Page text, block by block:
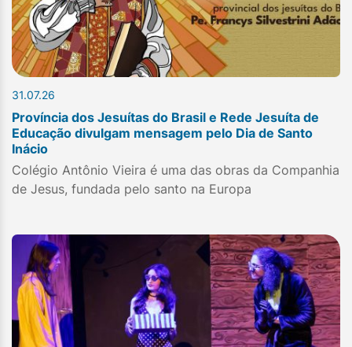
31.07.26
Província dos Jesuítas do Brasil e Rede Jesuíta de
Educação divulgam mensagem pelo Dia de Santo
Inácio
Colégio Antônio Vieira é uma das obras da Companhia
de Jesus, fundada pelo santo na Europa